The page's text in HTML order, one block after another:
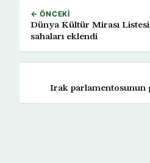
← ÖNCEKI
Dünya Kültür Mirası
sahaları eklendi
Irak parlamentosunun